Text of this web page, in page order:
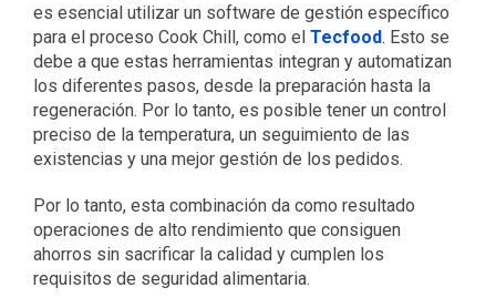
es esencial utilizar un software de gestión específico
para el proceso Cook Chill, como el Tecfood. Esto se
debe a que estas herramientas integran y automatizan
los diferentes pasos, desde la preparación hasta la
regeneración. Por lo tanto, es posible tener un control
preciso de la temperatura, un seguimiento de las
existencias y una mejor gestión de los pedidos.
Por lo tanto, esta combinación da como resultado
operaciones de alto rendimiento que consiguen
ahorros sin sacrificar la calidad y cumplen los
requisitos de seguridad alimentaria.